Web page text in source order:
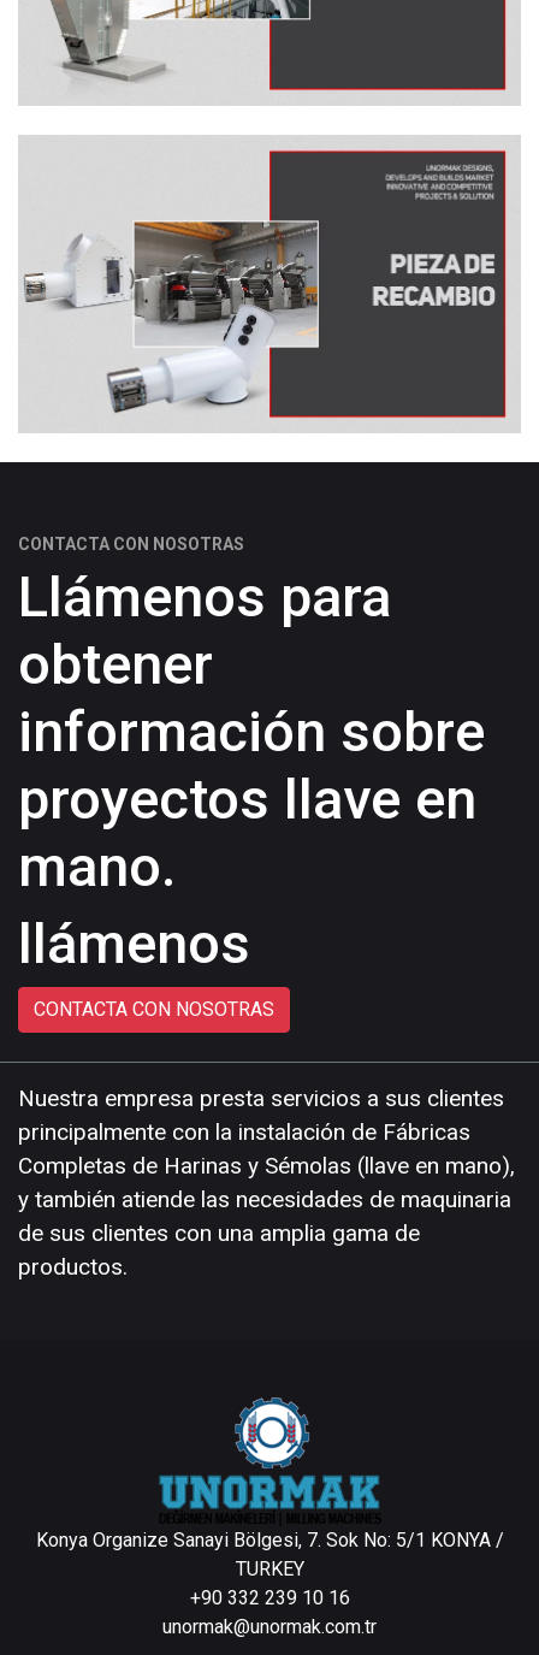
CONTACTA CON NOSOTRAS
Llámenos para
obtener
información sobre
proyectos llave en
mano.
llámenos
CONTACTA CON NOSOTRAS
Nuestra empresa presta servicios a sus clientes
principalmente con la instalación de Fábricas
Completas de Harinas y Sémolas (llave en mano),
y también atiende las necesidades de maquinaria
de sus clientes con una amplia gama de
productos.
Konya Organize Sanayi Bölgesi, 7. Sok No: 5/1 KONYA /
TURKEY
+90 332 239 10 16
unormak@unormak.com.tr